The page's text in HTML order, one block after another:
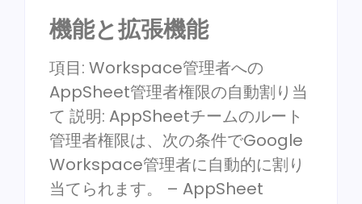
機能と拡張機能
項目: Workspace管理者への
AppSheet管理者権限の自動割り当
て 説明: AppSheetチームのルート
管理者権限は、次の条件でGoogle
Workspace管理者に自動的に割り
当てられます。 – AppSheet